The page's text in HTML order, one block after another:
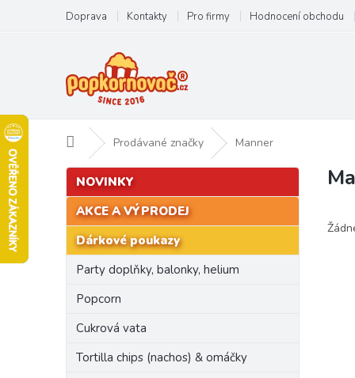
obsah
Doprava Kontakty Pro firmy Hodnocení obchodu
Domů Prodávané značky Manner
P
o
t
Přeskočit
kategorie
NOVINKY
AKCE A VÝPRODEJ
Dárkové poukazy
Party doplňky, balonky, helium
Popcorn
Cukrová vata
Tortilla chips (nachos) & omáčky